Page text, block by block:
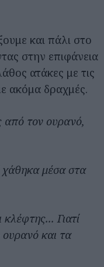
και πάλι στο
στην επιφάνεια
ατάκες με τις
ακόμα δραχμές.
από τον ουρανό,
χάθηκα μέσα στα
Γιατί
και τα